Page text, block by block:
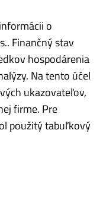
o
Finančný stav
hospodárenia
Na tento účel
ukazovateľov,
firme. Pre
použitý tabuľkový